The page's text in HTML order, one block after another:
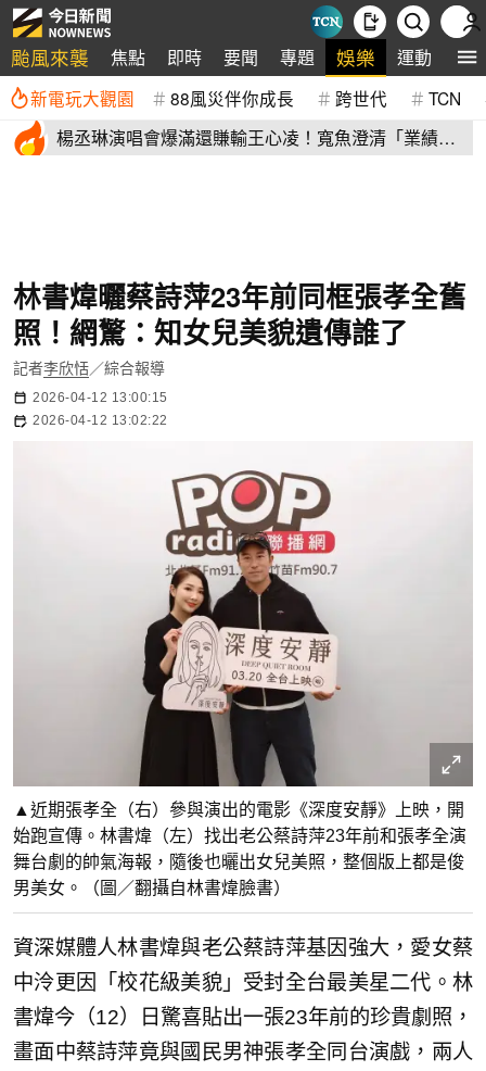
颱風來襲 焦點 即時 要聞 專題 娛樂 運動 全
新電玩大觀園 88風災伴你成長 跨世代 TCN
楊丞琳演唱會爆滿還賺輸王心凌！寬魚澄清「業績沒
林書煒曬蔡詩萍23年前同框張孝全舊
照！網驚：知女兒美貌遺傳誰了
記者李欣恬／綜合報導
2026-04-12 13:00:15
2026-04-12 13:02:22
▲近期張孝全（右）參與演出的電影《深度安靜》上映，開
始跑宣傳。林書煒（左）找出老公蔡詩萍23年前和張孝全演
舞台劇的帥氣海報，隨後也曬出女兒美照，整個版上都是俊
男美女。（圖／翻攝自林書煒臉書）
資深媒體人林書煒與老公蔡詩萍基因強大，愛女蔡
中泠更因「校花級美貌」受封全台最美星二代。林
書煒今（12）日驚喜貼出一張23年前的珍貴劇照，
畫面中蔡詩萍竟與國民男神張孝全同台演戲，兩人